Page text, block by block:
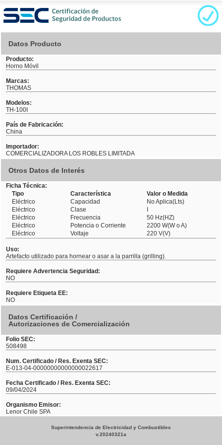
Datos Producto
Producto:
Horno Móvil
Marcas:
THOMAS
Modelos:
TH-100I
País de Fabricación:
China
Importador:
COMERCIALIZADORA LOS ROBLES LIMITADA
Otros Datos de Interés
Ficha Técnica:
Tipo
Característica
Valor o Medida
Eléctrico
Capacidad
No Aplica(Lts)
Eléctrico
Clase
Eléctrico
Frecuencia
50 Hz(HZ)
Eléctrico
Potencia o Corriente
2200 W(W o A)
Eléctrico
Voltaje 220 V(V)
Uso:
Artefacto utilizado para hornear o asar a la parrilla (grilling).
Requiere Advertencia Seguridad:
NO
Requiere Etiqueta EE:
NO
Datos Certificación /
Autorizaciones de Comercialización
Folio SEC:
508498
Num. Certificado / Res. Exenta SEC:
E-013-04-00000000000000022617
Fecha Certificado / Res. Exenta SEC:
09/04/2024
Organismo Emisor:
Lenor Chile SPA
Superintendencia de Electricidad y Combustibles
v.20240321a